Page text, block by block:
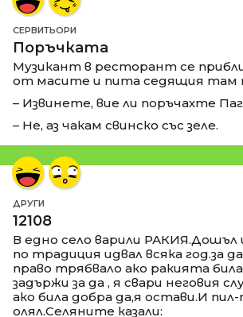
СЕРВИТЬОРИ
Поръчката
Музикант в ресторант се
от масите и пита седящия там
– Извинете, вие ли поръчахте
– Не, аз чакам свинско със зеле.
ДРУГИ
12108
В едно село варили
по традиция идвал всяка год.за
право трябвало ако ракията
задържи за да , я свари неговия
ако била добра да,я остави.И пил-
олял.Селяните казали: